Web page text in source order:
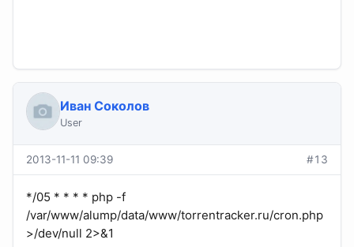
Иван Соколов
User
2013-11-11 09:39 #13
*/05 * * * * php -f
/var/www/alump/data/www/torrentracker.ru/cron.php
>/dev/null 2>&1